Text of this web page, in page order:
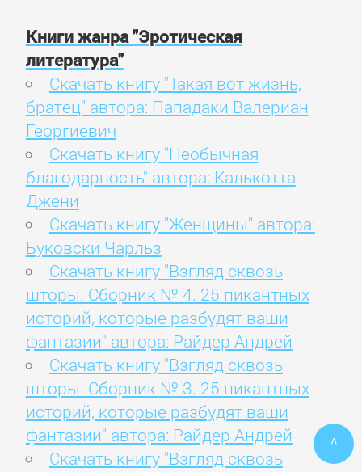
Книги жанра "Эротическая
литература"
Скачать книгу "Такая вот жизнь,
братец" автора: Пападаки Валериан
Георгиевич
Скачать книгу "Необычная
благодарность" автора: Калькотта
Джени
Скачать книгу "Женщины" автора:
Буковски Чарльз
Скачать книгу "Взгляд сквозь
шторы. Сборник № 4. 25 пикантных
историй, которые разбудят ваши
фантазии" автора: Райдер Андрей
Скачать книгу "Взгляд сквозь
шторы. Сборник № 3. 25 пикантных
историй, которые разбудят ваши
фантазии" автора: Райдер Андрей
Скачать книгу "Взгляд сквозь
^